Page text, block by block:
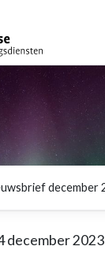
december
december 2023